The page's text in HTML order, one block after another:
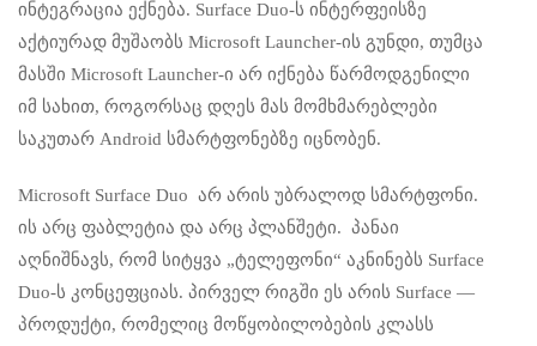
ინტეგრაცია ექნება. Surface Duo-ს ინტერფეისზე
აქტიურად მუშაობს Microsoft Launcher-ის გუნდი, თუმცა
მასში Microsoft Launcher-ი არ იქნება წარმოდგენილი
იმ სახით, როგორსაც დღეს მას მომხმარებლები
საკუთარ Android სმარტფონებზე იცნობენ.
Microsoft Surface Duo არ არის უბრალოდ სმარტფონი.
ის არც ფაბლეტია და არც პლანშეტი. პანაი
აღნიშნავს, რომ სიტყვა „ტელეფონი“ აკნინებს Surface
Duo-ს კონცეფციას. პირველ რიგში ეს არის Surface —
პროდუქტი, რომელიც მოწყობილობების კლასს